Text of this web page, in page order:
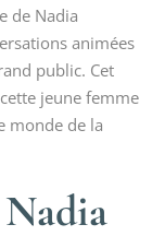
de Nadia
animées
public. Cet
jeune femme
monde de la